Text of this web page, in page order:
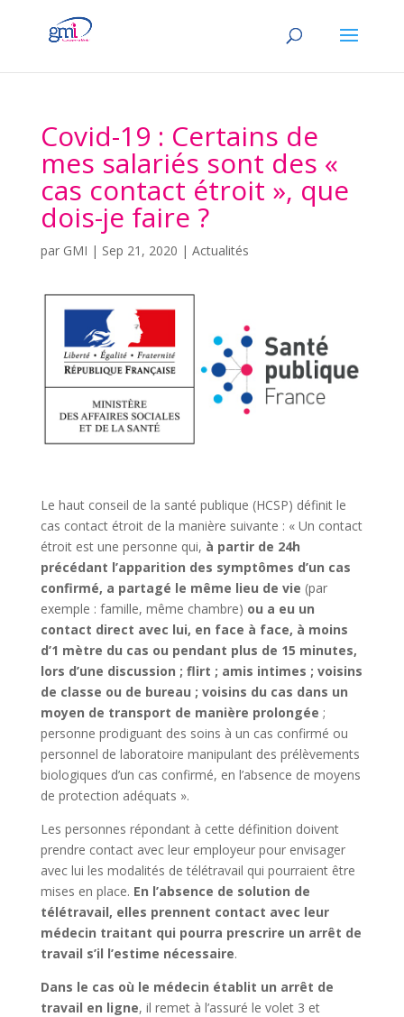
Covid-19 : Certains de
mes salariés sont des «
cas contact étroit », que
dois-je faire ?
par GMI | Sep 21, 2020 | Actualités
Le haut conseil de la santé publique (HCSP) définit le
cas contact étroit de la manière suivante : « Un contact
étroit est une personne qui, à partir de 24h
précédant l’apparition des symptômes d’un cas
confirmé, a partagé le même lieu de vie (par
exemple : famille, même chambre) ou a eu un
contact direct avec lui, en face à face, à moins
d’1 mètre du cas ou pendant plus de 15 minutes,
lors d’une discussion ; flirt ; amis intimes ; voisins
de classe ou de bureau ; voisins du cas dans un
moyen de transport de manière prolongée ;
personne prodiguant des soins à un cas confirmé ou
personnel de laboratoire manipulant des prélèvements
biologiques d’un cas confirmé, en l’absence de moyens
de protection adéquats ».
Les personnes répondant à cette définition doivent
prendre contact avec leur employeur pour envisager
avec lui les modalités de télétravail qui pourraient être
mises en place. En l’absence de solution de
télétravail, elles prennent contact avec leur
médecin traitant qui pourra prescrire un arrêt de
travail s’il l’estime nécessaire.
Dans le cas où le médecin établit un arrêt de
travail en ligne, il remet à l’assuré le volet 3 et